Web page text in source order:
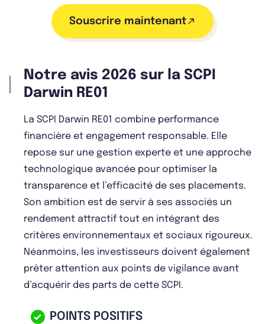
Souscrire maintenant
Notre avis 2026 sur la SCPI
Darwin RE01
La SCPI Darwin RE01 combine performance
financière et engagement responsable. Elle
repose sur une gestion experte et une approche
technologique avancée pour optimiser la
transparence et l’efficacité de ses placements.
Son ambition est de servir à ses associés un
rendement attractif tout en intégrant des
critères environnementaux et sociaux rigoureux.
Néanmoins, les investisseurs doivent également
prêter attention aux points de vigilance avant
d’acquérir des parts de cette SCPI.
POINTS POSITIFS